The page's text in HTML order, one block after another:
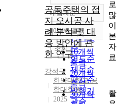
정확도
순
인기도
순
연도순
제목순
저자순
발행기
관순
내림차순
내림차순
10개씩 출력
10개씩
출력
20개씩
출력
30개씩
조회
공동주택의 접
지 오시공 사
례 분석 및 대
응 방안에 관
한 연구
강석규
한양대학교 공
학대학원
2025
로
많
이
본
자
료
활